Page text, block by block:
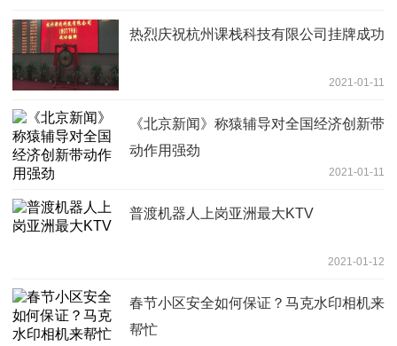
热烈庆祝杭州课栈科技有限公司挂牌成功
2021-01-11
《北京新闻》称猿辅导对全国经济创新带
动作用强劲
2021-01-11
普渡机器人上岗亚洲最大KTV
2021-01-12
春节小区安全如何保证？马克水印相机来
帮忙